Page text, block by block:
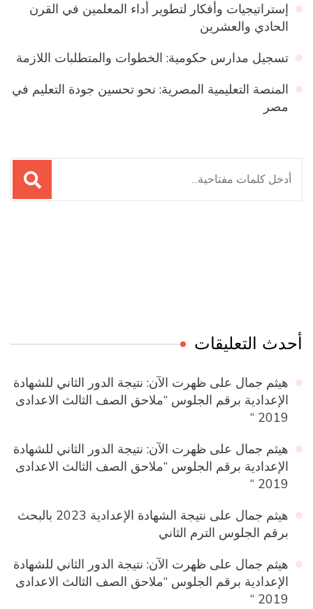
إستراتيجيات وأفكار لتطوير أداء المعلمين في القرن
الحادي والعشرين
تسجيل مدارس حكومية: الخطوات والمتطلبات اللازمة
المنصة التعليمية المصرية: نحو تحسين جودة التعليم في
مصر
البحث
عن:
أحدث التعليقات
هيثم جمال على ظهرت الآن: نتيجة الدور الثاني للشهادة
الإعدادية برقم الجلوس “ملاحق الصف الثالث الاعدادى
2019 “
هيثم جمال على ظهرت الآن: نتيجة الدور الثاني للشهادة
الإعدادية برقم الجلوس “ملاحق الصف الثالث الاعدادى
2019 “
هيثم جمال على
نتيجة الشهادة الإعدادية 2023 بالبحث
برقم الجلوس الترم الثاني
هيثم جمال على ظهرت الآن: نتيجة الدور الثاني للشهادة
الإعدادية برقم الجلوس “ملاحق الصف الثالث الاعدادى
2019 “